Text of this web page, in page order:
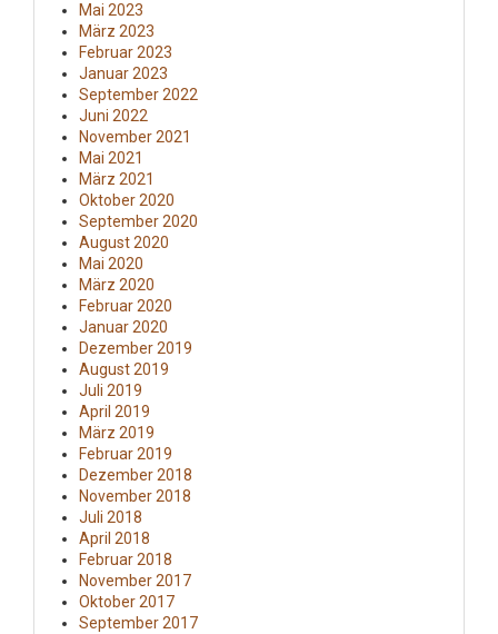
Mai 2023
März 2023
Februar 2023
Januar 2023
September 2022
Juni 2022
November 2021
Mai 2021
März 2021
Oktober 2020
September 2020
August 2020
Mai 2020
März 2020
Februar 2020
Januar 2020
Dezember 2019
August 2019
Juli 2019
April 2019
März 2019
Februar 2019
Dezember 2018
November 2018
Juli 2018
April 2018
Februar 2018
November 2017
Oktober 2017
September 2017